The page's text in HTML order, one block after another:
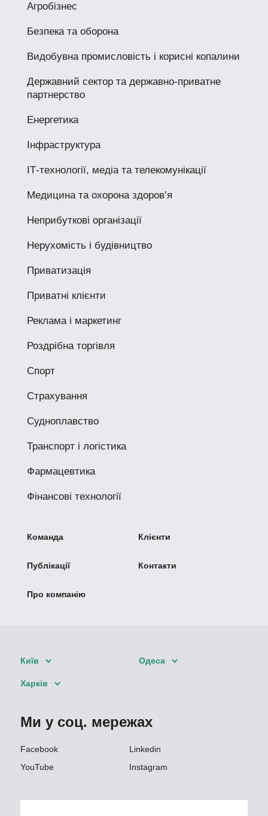
Агробізнес
Безпека та оборона
Видобувна промисловість і корисні копалини
Державний сектор та державно-приватне
партнерство
Енергетика
Інфраструктура
ІТ-технології, медіа та телекомунікації
Медицина та охорона здоров’я
Неприбуткові організації
Нерухомість і будівництво
Приватизація
Приватні клієнти
Реклама і маркетинг
Роздрібна торгівля
Спорт
Страхування
Судноплавство
Транспорт і логістика
Фармацевтика
Фінансові технології
Команда Клієнти
Публікації Контакти
Про компанію
Київ Одеса
Харків
Ми у соц. мережах
Facebook
Linkedin
YouTube
Instagram